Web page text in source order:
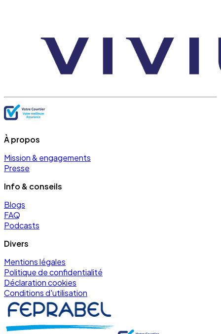
À propos
Mission & engagements
Presse
Info & conseils
Blogs
FAQ
Podcasts
Divers
Mentions légales
Politique de confidentialité
Déclaration cookies
Conditions d'utilisation